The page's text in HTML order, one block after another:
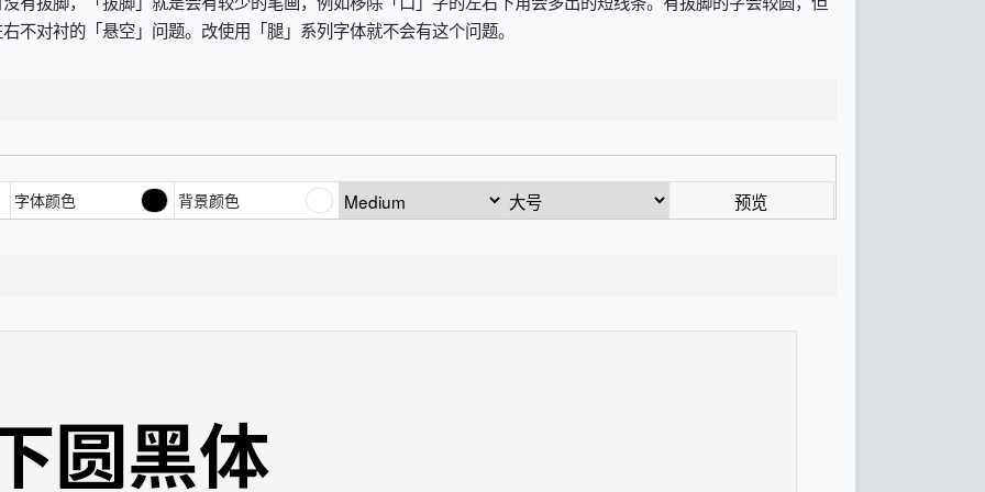
不对衬的「悬空」问题。改使用「腿」系列字体就不会有这个问题。
字体颜色 背景颜色 预览